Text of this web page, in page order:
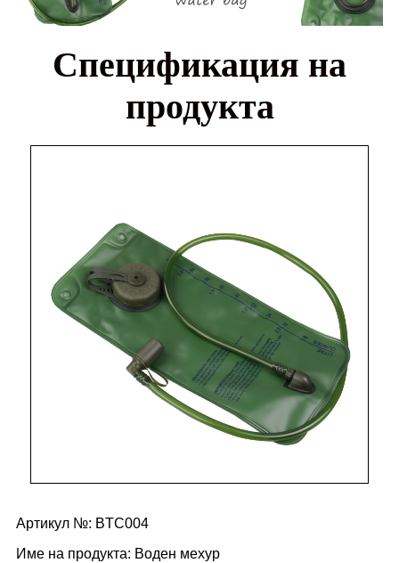
Спецификация на
продукта
Артикул №: BTC004
Име на продукта: Воден мехур